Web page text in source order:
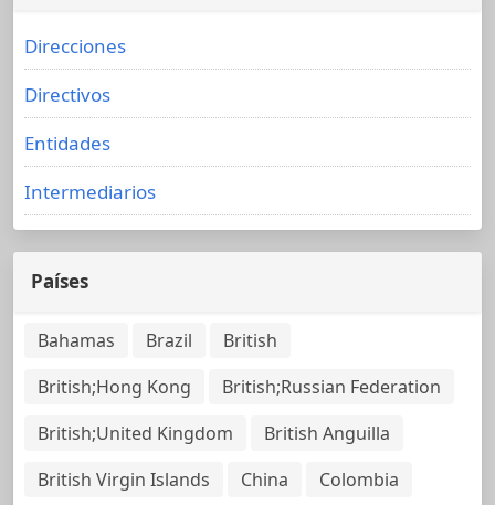
Direcciones
Directivos
Entidades
Intermediarios
Países
Bahamas Brazil
British
British;Hong Kong
British;Russian Federation
British;United Kingdom
British Anguilla
British Virgin Islands
China
Colombia